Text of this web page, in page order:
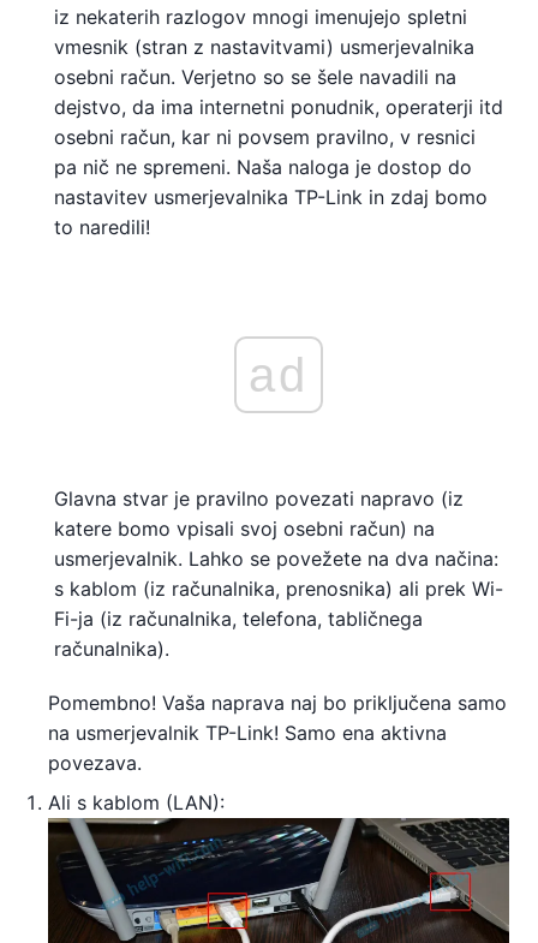
iz nekaterih razlogov mnogi imenujejo spletni
vmesnik (stran z nastavitvami) usmerjevalnika
osebni račun. Verjetno so se šele navadili na
dejstvo, da ima internetni ponudnik, operaterji itd
osebni račun, kar ni povsem pravilno, v resnici
pa nič ne spremeni. Naša naloga je dostop do
nastavitev usmerjevalnika TP-Link in zdaj bomo
to naredili!
ad
Glavna stvar je pravilno povezati napravo (iz
katere bomo vpisali svoj osebni račun) na
usmerjevalnik. Lahko se povežete na dva načina:
s kablom (iz računalnika, prenosnika) ali prek Wi-
Fi-ja (iz računalnika, telefona, tabličnega
računalnika).
Pomembno! Vaša naprava naj bo priključena samo
na usmerjevalnik TP-Link! Samo ena aktivna
povezava.
Ali s kablom (LAN):